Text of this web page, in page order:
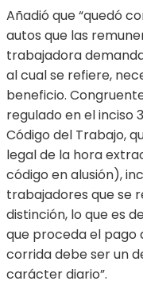
Añadió que “quedó
autos que las
trabajadora
al cual se refiere,
beneficio.
regulado en el inciso
Código del Trabajo,
legal de la hora
código en alusión),
trabajadores que se
distinción, lo que es
que proceda el pago
corrida debe ser un
carácter diario”.